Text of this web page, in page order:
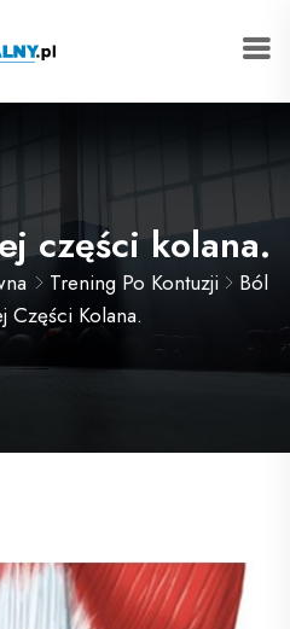
części kolana.
Trening Po Kontuzji
Ból
Części Kolana.